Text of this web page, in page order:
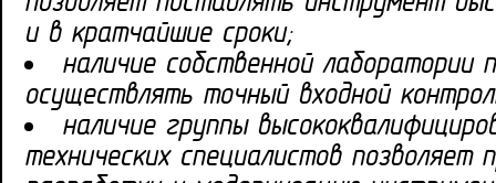
и в кратчайшие сроки;
наличие собственной лаборатории
осуществлять точный входной
наличие группы
технических специалистов позволяет